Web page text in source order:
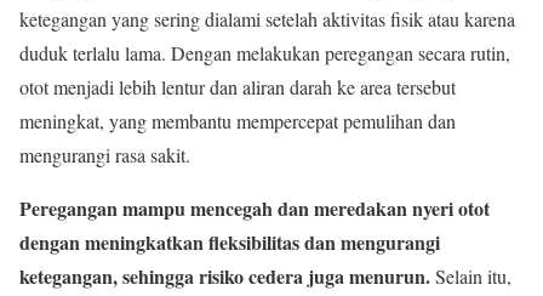
ketegangan yang sering dialami setelah aktivitas fisik atau karena
duduk terlalu lama. Dengan melakukan peregangan secara rutin,
otot menjadi lebih lentur dan aliran darah ke area tersebut
meningkat, yang membantu mempercepat pemulihan dan
mengurangi rasa sakit.
Peregangan mampu mencegah dan meredakan nyeri otot
dengan meningkatkan fleksibilitas dan mengurangi
ketegangan, sehingga risiko cedera juga menurun.Selain itu,